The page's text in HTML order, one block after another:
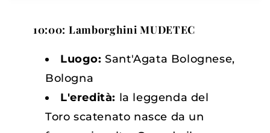
10:00: Lamborghini MUDETEC
Luogo: Sant'Agata Bolognese,
Bologna
L'eredità: la leggenda del
Toro scatenato nasce da un